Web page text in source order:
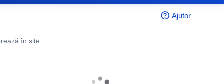
Ajutor
în site